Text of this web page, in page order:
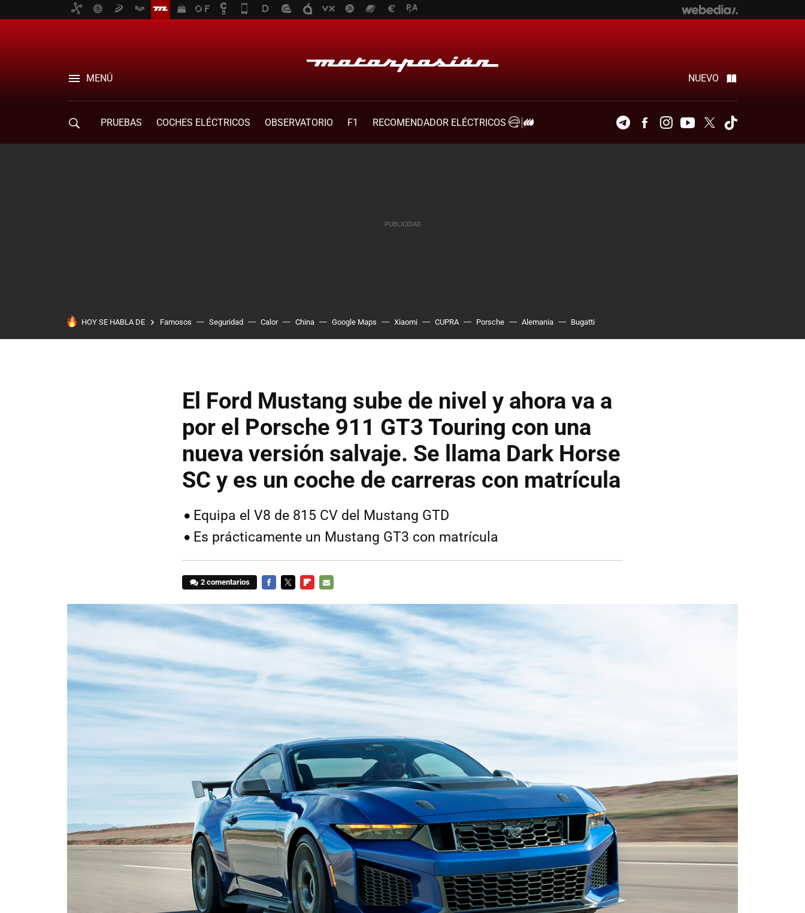
MENÚ NUEVO
PRUEBAS COCHES ELÉCTRICOS OBSERVATORIO F1
RECOMENDADOR ELÉCTRICOS
TelegramFacebookInstagramYoutubeTwitter
HOY SE HABLA DE Famosos Seguridad Calor China Google Maps Xiaomi CUPRA Porsche Alemania Bugatti
El Ford Mustang sube de nivel y ahora va a
por el Porsche 911 GT3 Touring con una
nueva versión salvaje. Se llama Dark Horse
SC y es un coche de carreras con matrícula
Equipa el V8 de 815 CV del Mustang GTD
Es prácticamente un Mustang GT3 con matrícula
2 comentarios
MAIL